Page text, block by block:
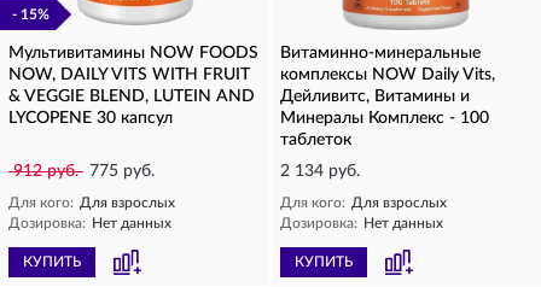
- 15%
Мультивитамины NOW FOODS
NOW, DAILY VITS WITH FRUIT
& VEGGIE BLEND, LUTEIN AND
LYCOPENE 30 капсул
912 руб. 775 руб.
Для кого: Для взрослых
Дозировка: Нет данных
КУПИТЬ
Витаминно-минеральные
комплексы NOW Daily Vits,
Дейливитс, Витамины и
Минералы Комплекс - 100
таблеток
2 134 руб.
Для кого: Для взрослых
Дозировка: Нет данных
КУПИТЬ